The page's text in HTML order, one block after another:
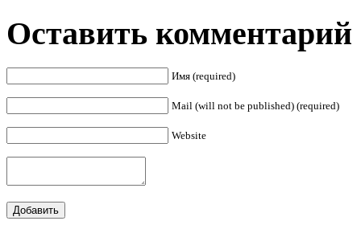
Оставить комментарий
Имя (required)
Mail (will not be published) (required)
Website